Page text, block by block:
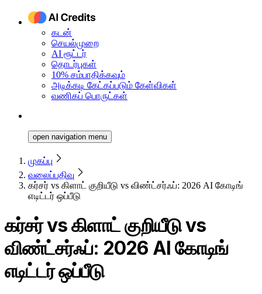
கடன்
செயல்முறை
AI ரூட்டர்
தொடர்புகள்
10% சம்பாதிக்கவும்
அடிக்கடி கேட்கப்படும் கேள்விகள்
வணிகப் பொருட்கள்
open navigation menu
முகப்பு
வலைப்பதிவு
கர்சர் vs கிளாட் குறியீடு vs விண்ட்சர்ஃப்: 2026 AI கோடிங்
எடிட்டர் ஒப்பீடு
கர்சர் vs கிளாட் குறியீடு vs
விண்ட்சர்ஃப்: 2026 AI கோடிங்
எடிட்டர் ஒப்பீடு